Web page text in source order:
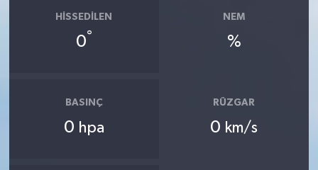
HISSEDILEN
0°
NEM
%
BASINÇ
0 hpa
RÜZGAR
0 km/s